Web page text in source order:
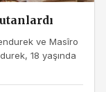
ve Masîro
18 yaşında